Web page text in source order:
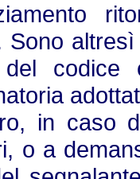
Sono
codice
in caso
o a